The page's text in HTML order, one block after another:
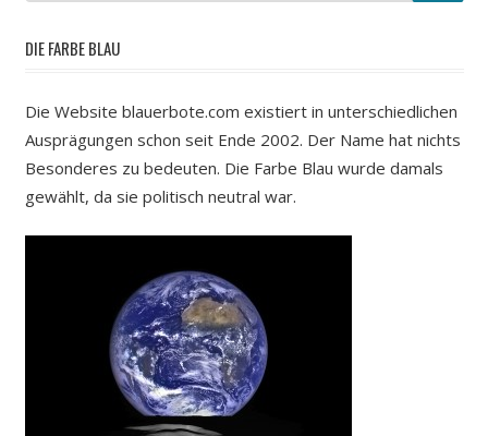
DIE FARBE BLAU
Die Website blauerbote.com existiert in unterschiedlichen
Ausprägungen schon seit Ende 2002. Der Name hat nichts
Besonderes zu bedeuten. Die Farbe Blau wurde damals
gewählt, da sie politisch neutral war.